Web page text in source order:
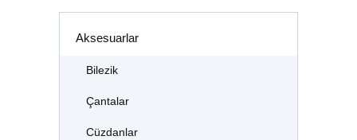
Aksesuarlar
Bilezik
Çantalar
Cüzdanlar